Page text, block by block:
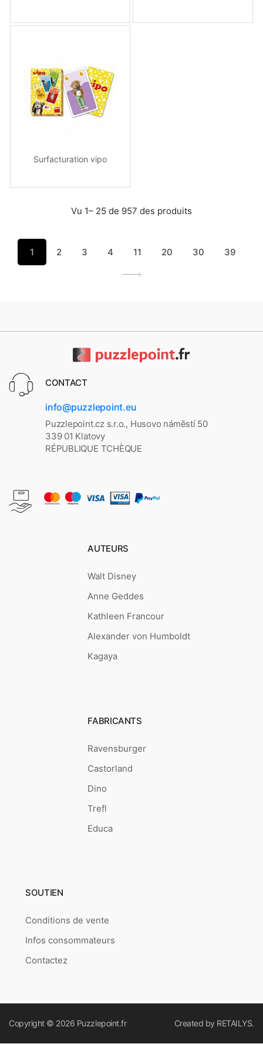
Surfacturation vipo
Vu 1– 25 de 957 des produits
1 2 3 4 11 20 30 39
CONTACT
info@puzzlepoint.eu
Puzzlepoint.cz s.r.o., Husovo náměstí 50
339 01 Klatovy
RÉPUBLIQUE TCHÈQUE
AUTEURS
Walt Disney
Anne Geddes
Kathleen Francour
Alexander von Humboldt
Kagaya
FABRICANTS
Ravensburger
Castorland
Dino
Trefl
Educa
SOUTIEN
Conditions de vente
Infos consommateurs
Contactez
Copyright © 2026 Puzzlepoint.fr Created by RETAILYS.